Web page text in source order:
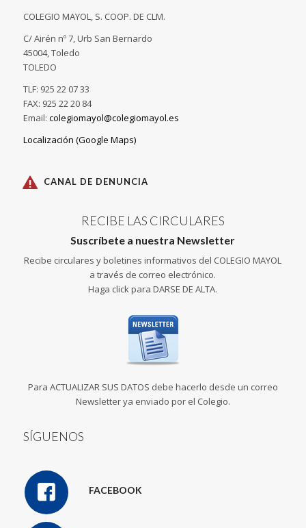
COLEGIO MAYOL, S. COOP. DE CLM.
C/ Airén nº 7, Urb San Bernardo
45004, Toledo
TOLEDO
TLF: 925 22 07 33
FAX: 925 22 20 84
Email: colegiomayol@colegiomayol.es
Localización (Google Maps)
CANAL DE DENUNCIA
RECIBE LAS CIRCULARES
Suscríbete a nuestra Newsletter
Recibe circulares y boletines informativos del COLEGIO MAYOL
a través de correo electrónico.
Haga click para DARSE DE ALTA.
Para ACTUALIZAR SUS DATOS debe hacerlo desde un correo
Newsletter ya enviado por el Colegio.
SÍGUENOS
FACEBOOK